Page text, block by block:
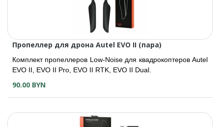
Пропеллер для дрона Autel EVO II (пара)
Комплект пропеллеров Low-Noise для квадрокоптеров Autel
EVO II, EVO II Pro, EVO II RTK, EVO II Dual.
90.00 BYN